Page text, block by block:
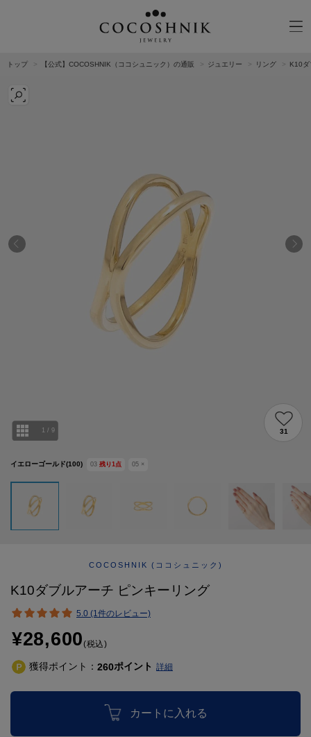
PEARL
AFTERCARE & REPAIRS
SUSTAINABLE
トップ 【公式】COCOSHNIK（ココシュニック）の通販 ジュエリー リング K10
イエローゴールド(100) 03 残り 1点 05 ×
1 / 9 31
COCOSHNIK (ココシュニック)
K10ダブルアーチ ピンキーリング
5.0 (1件のレビュー)
¥28,600(税込)
獲得ポイント： 260ポイント 詳細
カートに入れる